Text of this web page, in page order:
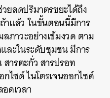
ยลดปริมาตรขยะได้ถึง
าแล้ว ในขั้นตอนนี้มีการ
ภาวะอย่างเข้มงวด ตาม
ละในระดับชุมชน มีการ
ารตะกั่ว สารปรอท
ไซด์ ไนโตรเจนออกไซด์
ดเวลา